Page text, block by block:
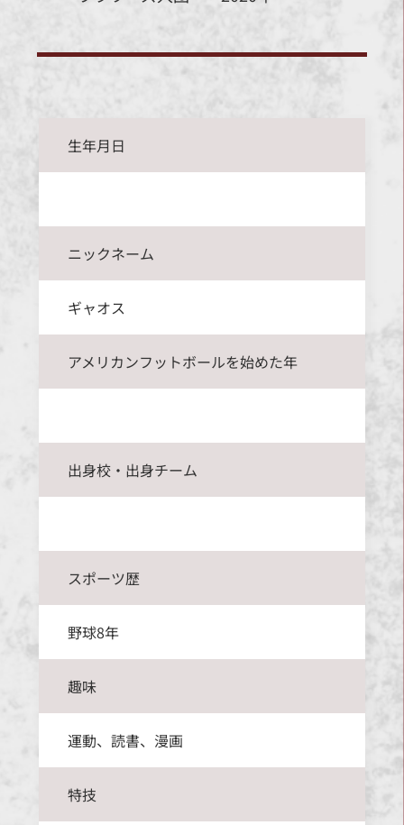
生年月日
ニックネーム
ギャオス
アメリカンフットボールを始めた年
出身校・出身チーム
スポーツ歴
野球8年
趣味
運動、読書、漫画
特技